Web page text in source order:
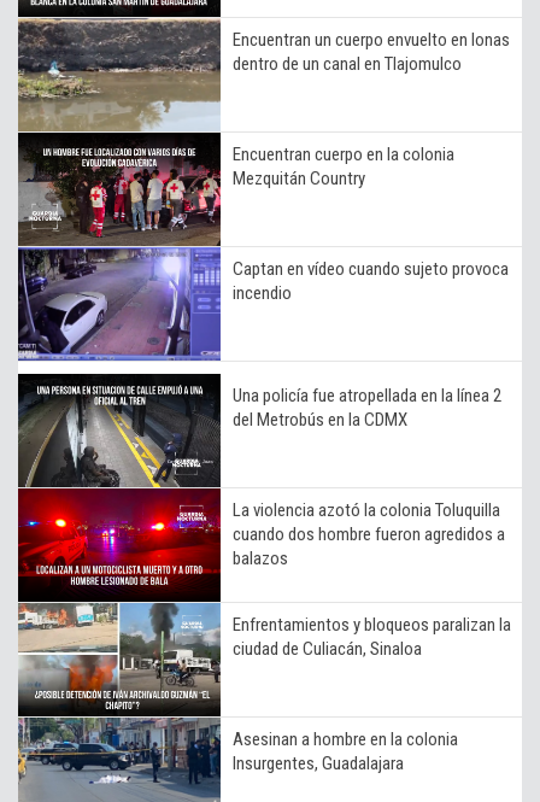
Encuentran un cuerpo envuelto en lonas
dentro de un canal en Tlajomulco
Encuentran cuerpo en la colonia
Mezquitán Country
Captan en vídeo cuando sujeto provoca
incendio
Una policía fue atropellada en la línea 2
del Metrobús en la CDMX
La violencia azotó la colonia Toluquilla
cuando dos hombre fueron agredidos a
balazos
Enfrentamientos y bloqueos paralizan la
ciudad de Culiacán, Sinaloa
Asesinan a hombre en la colonia
Insurgentes, Guadalajara